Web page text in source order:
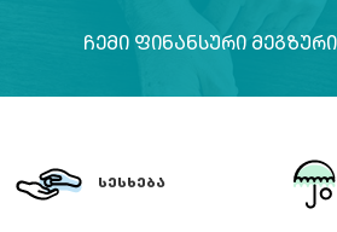
ᲩᲔᲛᲘ ᲤᲘᲜᲐᲜᲡᲣᲠᲘ ᲛᲔᲒᲖᲣᲠᲘ
ᲡᲔᲡᲮᲔᲑᲐ